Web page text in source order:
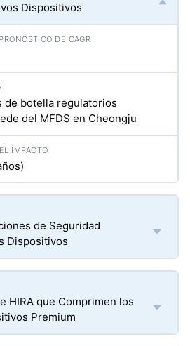
Dispositivos
de botella regulatorios
del MFDS en Cheongju
de Seguridad
Dispositivos
HIRA que Comprimen los
Premium